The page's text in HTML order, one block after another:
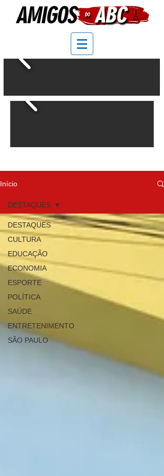
Início
DESTAQUES
CULTURA
EDUCAÇÃO
ECONOMIA
ESPORTE
POLÍTICA
SAÚDE
ENTRETENIMENTO
SÃO PAULO
DESTAQUES